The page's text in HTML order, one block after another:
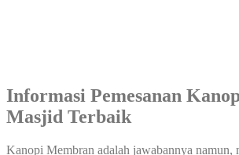
Informasi Pemesanan
Masjid Terbaik
Kanopi Membran adalah jawabannya namun,